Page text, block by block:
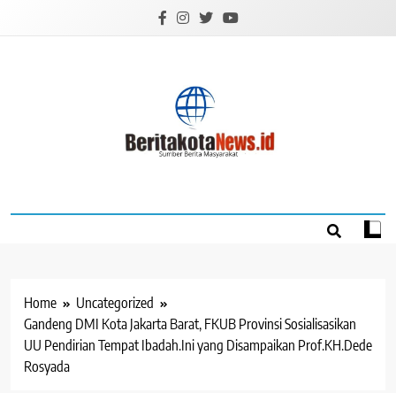
Home
Uncategorized
Gandeng DMI Kota Jakarta Barat, FKUB Provinsi Sosialisasikan
UU Pendirian Tempat Ibadah.Ini yang Disampaikan Prof.KH.Dede
Rosyada